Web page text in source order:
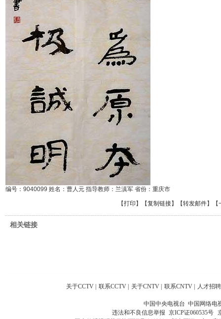
编号：9040099 姓名：曹人元 指导教师：兰滇军 省份：重庆市
【打印 】【复制链接】【转发邮件】
相关链接
关于CCTV 联系CCTV 关于CNTV 联系CNTV 人才招聘
中国中央电视台 中国网络电
违法和不良信息举报 京ICP证060535号